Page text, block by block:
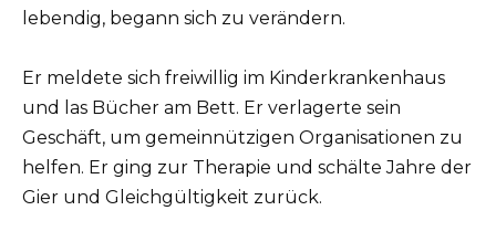
lebendig, begann sich zu verändern.
Er meldete sich freiwillig im Kinderkrankenhaus
und las Bücher am Bett. Er verlagerte sein
Geschäft, um gemeinnützigen Organisationen zu
helfen. Er ging zur Therapie und schälte Jahre der
Gier und Gleichgültigkeit zurück.